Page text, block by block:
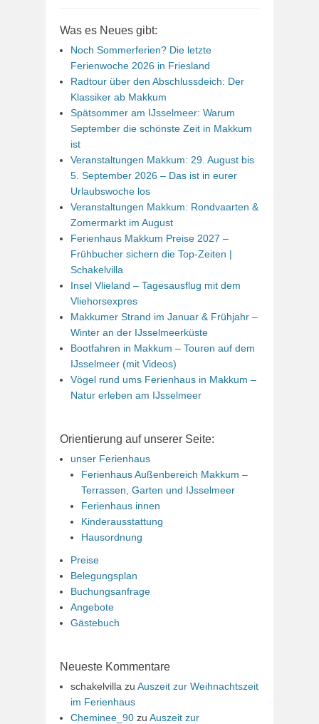
Was es Neues gibt:
Noch Sommerferien? Die letzte
Ferienwoche 2026 in Friesland
Radtour über den Abschlussdeich: Der
Klassiker ab Makkum
Spätsommer am IJsselmeer: Warum
September die schönste Zeit in Makkum
ist
Veranstaltungen Makkum: 29. August bis
5. September 2026 – Das ist in eurer
Urlaubswoche los
Veranstaltungen Makkum: Rondvaarten &
Zomermarkt im August
Ferienhaus Makkum Preise 2027 –
Frühbucher sichern die Top-Zeiten |
Schakelvilla
Insel Vlieland – Tagesausflug mit dem
Vliehorsexpres
Makkumer Strand im Januar & Frühjahr –
Winter an der IJsselmeerküste
Bootfahren in Makkum – Touren auf dem
IJsselmeer (mit Videos)
Vögel rund ums Ferienhaus in Makkum –
Natur erleben am IJsselmeer
Orientierung auf unserer Seite:
unser Ferienhaus
Ferienhaus Außenbereich Makkum –
Terrassen, Garten und IJsselmeer
Ferienhaus innen
Kinderausstattung
Hausordnung
Preise
Belegungsplan
Buchungsanfrage
Angebote
Gästebuch
Neueste Kommentare
schakelvilla zu Auszeit zur Weihnachtszeit
im Ferienhaus
Cheminee_90 zu Auszeit zur